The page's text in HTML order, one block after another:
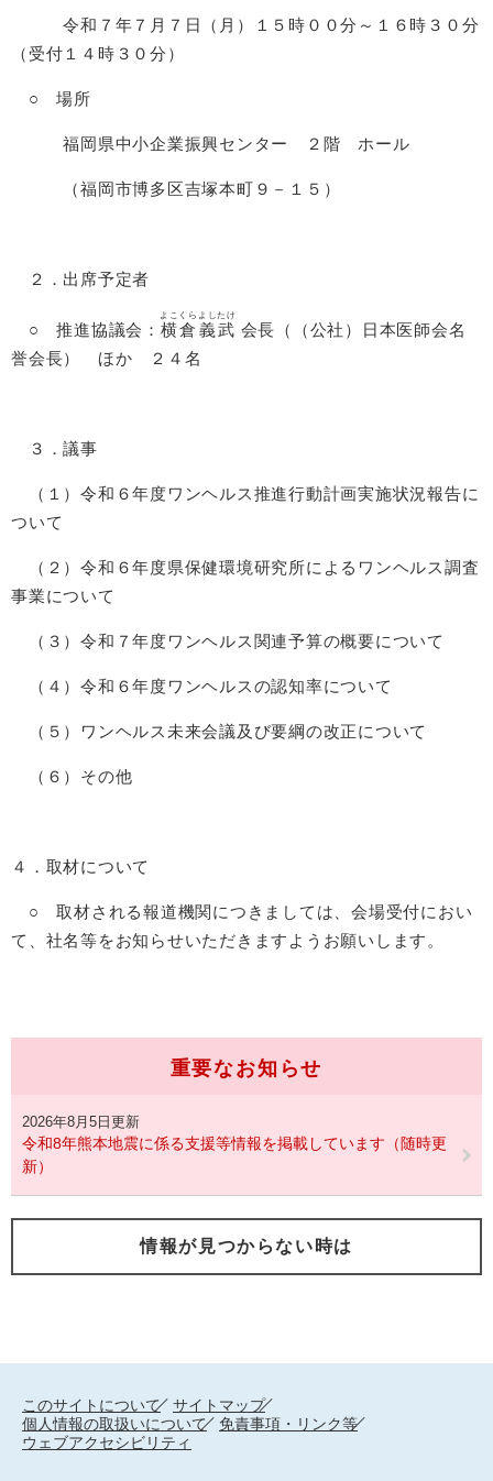
令和７年７月７日（月）１５時００分～１６時３０分
（受付１４時３０分）
○ 場所
福岡県中小企業振興センター ２階 ホール
（福岡市博多区吉塚本町９－１５）
２．出席予定者
○ 推進協議会： 横倉
よこくら
義武
よしたけ
会長（（公社）日本医師会名
誉会長） ほか ２４名
３．議事
（１）令和６年度ワンヘルス推進行動計画実施状況報告に
ついて
（２）令和６年度県保健環境研究所によるワンヘルス調査
事業について
（３）令和７年度ワンヘルス関連予算の概要について
（４）令和６年度ワンヘルスの認知率について
（５）ワンヘルス未来会議及び要綱の改正について
（６）その他
４．取材について
○ 取材される報道機関につきましては、会場受付におい
て、社名等をお知らせいただきますようお願いします。
重要なお知らせ
2026年8月5日更新
令和8年熊本地震に係る支援等情報を掲載しています（随時更
新）
情報が見つからない時は
このサイトについて
サイトマップ
個人情報の取扱いについて
免責事項・リンク等
ウェブアクセシビリティ